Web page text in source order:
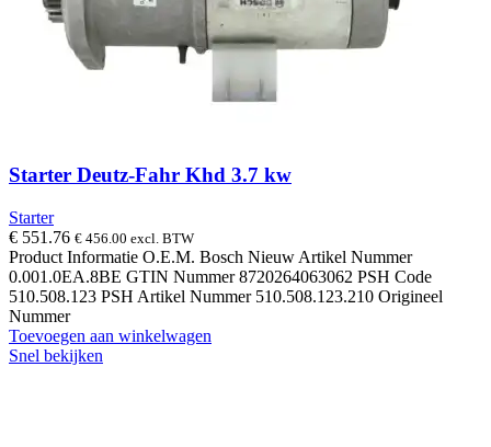
Starter Deutz-Fahr Khd 3.7 kw
Starter
€ 551.76 € 456.00 excl. BTW
Product Informatie O.E.M. Bosch Nieuw Artikel Nummer
0.001.0EA.8BE GTIN Nummer 8720264063062 PSH Code
510.508.123 PSH Artikel Nummer 510.508.123.210 Origineel
Nummer
Toevoegen aan winkelwagen
Snel bekijken